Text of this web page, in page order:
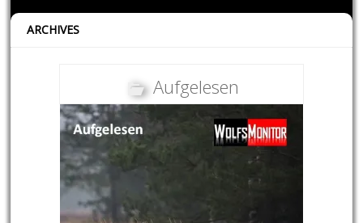
ARCHIVES
Aufgelesen